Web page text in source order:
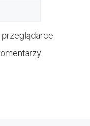
przeglądarce